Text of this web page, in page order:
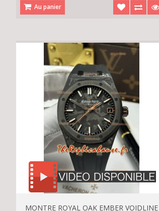
Au panier
MONTRE ROYAL OAK EMBER VOIDLINE